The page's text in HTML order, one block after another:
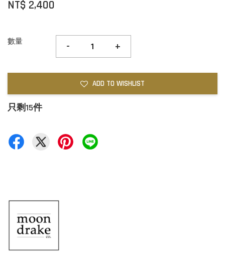
NT$ 2,400
數量 - +
ADD TO WISHLIST
只剩15件